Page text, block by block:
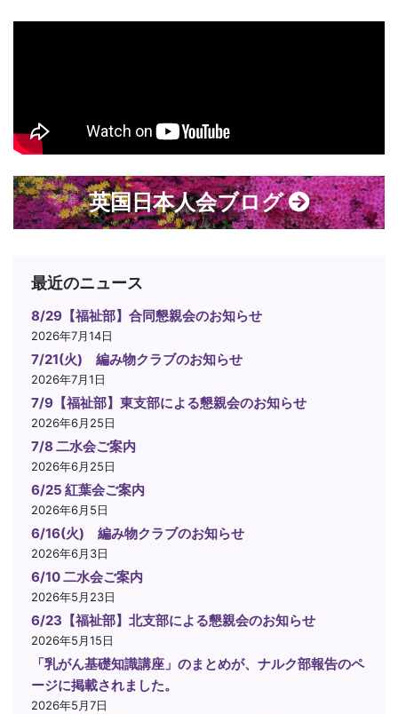
英国日本人会ブログ
最近のニュース
8/29【福祉部】合同懇親会のお知らせ
2026年7月14日
7/21(火) 編み物クラブのお知らせ
2026年7月1日
7/9【福祉部】東支部による懇親会のお知らせ
2026年6月25日
7/8 二水会ご案内
2026年6月25日
6/25 紅葉会ご案内
2026年6月5日
6/16(火) 編み物クラブのお知らせ
2026年6月3日
6/10 二水会ご案内
2026年5月23日
6/23【福祉部】北支部による懇親会のお知らせ
2026年5月15日
「乳がん基礎知識講座」のまとめが、ナルク部報告のペ
ージに掲載されました。
2026年5月7日